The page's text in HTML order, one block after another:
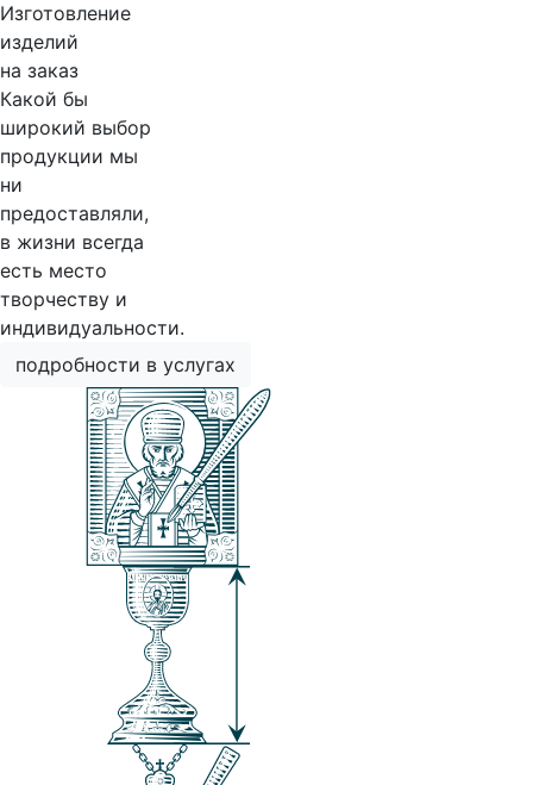
Изготовление
изделий
на заказ
Какой бы
широкий выбор
продукции мы
ни
предоставляли,
в жизни всегда
есть место
творчеству и
индивидуальности.
подробности в услугах